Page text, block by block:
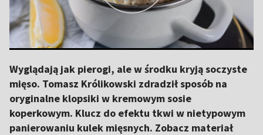
Wyglądają jak pierogi, ale w środku kryją soczyste
mięso. Tomasz Królikowski zdradził sposób na
oryginalne klopsiki w kremowym sosie
koperkowym. Klucz do efektu tkwi w nietypowym
panierowaniu kulek mięsnych. Zobacz materiał